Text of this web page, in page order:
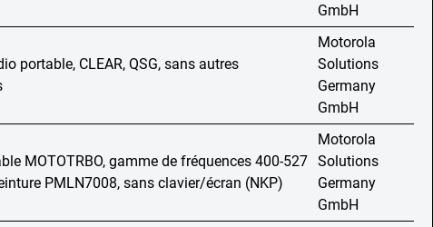
GmbH
portable, CLEAR, QSG, sans autres
Motorola
Solutions
Germany
GmbH
MOTOTRBO, gamme de fréquences 400-527
PMLN7008, sans clavier/écran (NKP)
Motorola
Solutions
Germany
GmbH